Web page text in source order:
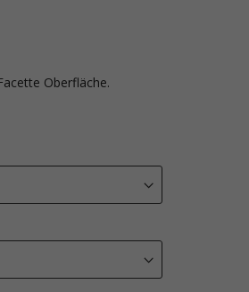
Oberfläche.